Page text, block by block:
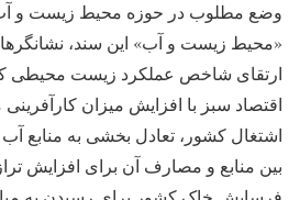
وضع مطلوب در حوزه محیط زیست و
«محیط زیست و آب» این سند،
ارتقای شاخص عملکرد زیست محیطی
اقتصاد سبز با افزایش میزان
اشتغال کشور، تعادل بخشی به منابع آب
بین منابع و مصارف آن برای افزایش